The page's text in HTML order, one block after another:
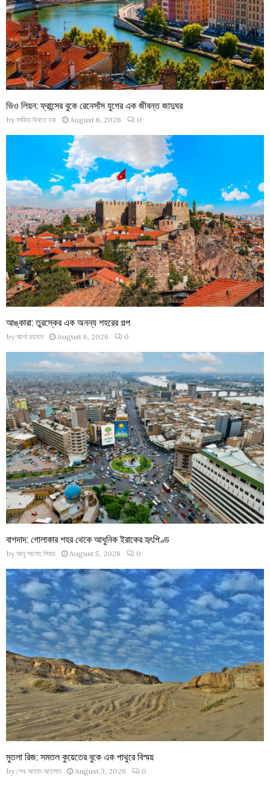
ভিও লিয়ন: ফ্রান্সের বুকে রেনেসাঁস যুগের এক জীবন্ত জাদুঘর
by ফাবিহা বিনতে হক August 6, 2026 0
আঙ্কারা: তুরস্কের এক অনন্য শহরের গল্প
by আশা রহমান August 6, 2026 0
বাগদাদ: গোলাকার শহর থেকে আধুনিক ইরাকের হৃৎপিণ্ড
by আবু সালেহ পিয়ার August 5, 2026 0
মুতলা রিজ: সমতল কুয়েতের বুকে এক পাথুরে বিস্ময়
by শেখ আহাদ আহসান August 3, 2026 0